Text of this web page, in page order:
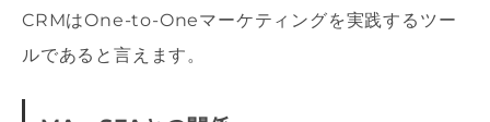
CRMはOne-to-Oneマーケティングを実践するツー
ルであると言えます。